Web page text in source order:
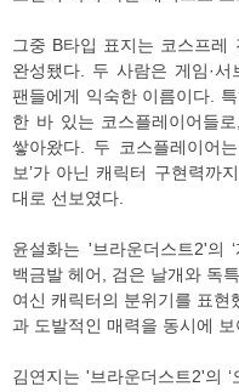
그중 B타입 표지는 코스프레
완성됐다. 두 사람은 게임·
팬들에게 익숙한 이름이다.
한 바 있는 코스플레이어들
쌓아왔다. 두 코스플레이어
보’가 아닌 캐릭터 구현력까
대로 선보였다.
윤설화는 '브라운더스트2'의
백금발 헤어, 검은 날개와 독
여신 캐릭터의 분위기를 표현
과 도발적인 매력을 동시에 보
김연지는 '브라운더스트2'의